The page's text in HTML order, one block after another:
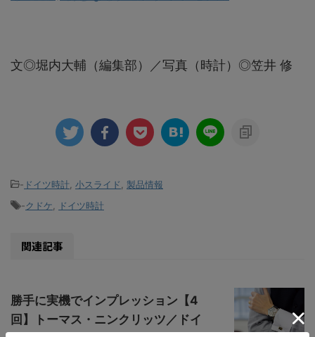
文◎堀内大輔（編集部）／写真（時計）◎笠井 修
- ドイツ時計 小スライド
製品情報
-クドケ ドイツ時計
関連記事
勝手に実機でインプレッション【4
回】トーマス・ニンクリッツ／ドイ